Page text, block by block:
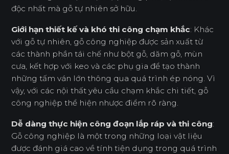
độc nhất mà gỗ tự nhiên sở hữu.
Giới hạn thiết kế và khó thi công chạm khắc: Khác
với gỗ tự nhiên, gỗ công nghiệp được sản xuất từ
các thành phần tái chế như bột gỗ, dăm gỗ, mùn
cưa, kết hợp với keo và các phụ gia để tạo thành
những tấm ván lớn thông qua quá trình ép nóng. Vì
vậy, với các nội thất yêu cầu chạm khắc chi tiết, gỗ
công nghiệp thể hiện nhược điểm rõ ràng.
Dễ dàng thực hiện công đoạn lắp ráp và thi công:
Gỗ công nghiệp là một trong những loại vật liệu
được đánh giá cao về tính tiện dụng trong quá trình